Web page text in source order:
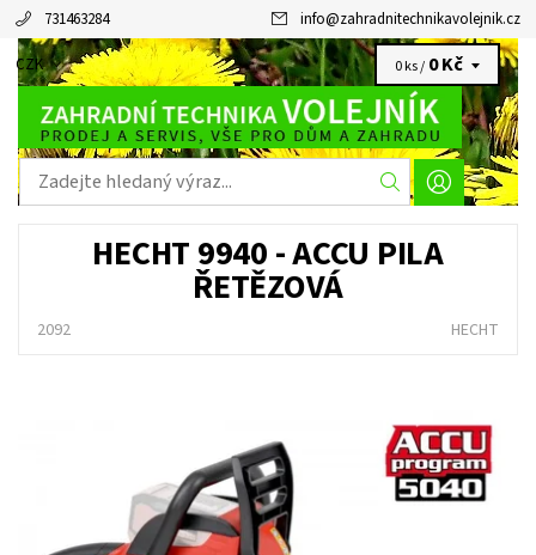
731463284 info@zahradnitechnikavolejnik.cz
CZK 0 ks / 0 Kč
HECHT 9940 - ACCU PILA
ŘETĚZOVÁ
2092 HECHT